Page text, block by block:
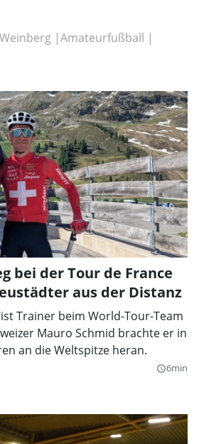
Amateurfußball
bei der Tour de France
aus der Distanz
Trainer beim World-Tour-Team
Mauro Schmid brachte er in
an die Weltspitze heran.
query_builder6min